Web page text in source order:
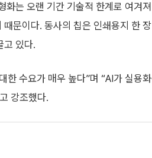
는 오랜 기간 기술적 한계로 여겨
문이다. 동사의 칩은 인쇄용지 한
고 있다.
수요가 매우 높다”며 “AI가 실용
강조했다.